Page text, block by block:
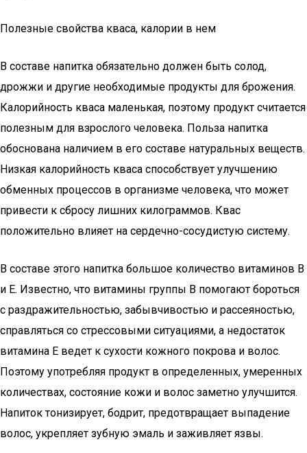
Полезные свойства кваса, калории в нем
В составе напитка обязательно должен быть солод,
дрожжи и другие необходимые продукты для брожения.
Калорийность кваса маленькая, поэтому продукт считается
полезным для взрослого человека. Польза напитка
обоснована наличием в его составе натуральных веществ.
Низкая калорийность кваса способствует улучшению
обменных процессов в организме человека, что может
привести к сбросу лишних килограммов. Квас
положительно влияет на сердечно-сосудистую систему.
В составе этого напитка большое количество витаминов В
и Е. Известно, что витамины группы В помогают бороться
с раздражительностью, забывчивостью и рассеяностью,
справляться со стрессовыми ситуациями, а недостаток
витамина Е ведет к сухости кожного покрова и волос.
Поэтому употребляя продукт в определенных, умеренных
количествах, состояние кожи и волос заметно улучшится.
Напиток тонизирует, бодрит, предотвращает выпадение
волос, укрепляет зубную эмаль и заживляет язвы.